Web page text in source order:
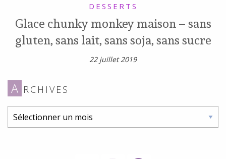
DESSERTS
Glace chunky monkey maison – sans
gluten, sans lait, sans soja, sans sucre
22 juillet 2019
A RCHIVES
Archives